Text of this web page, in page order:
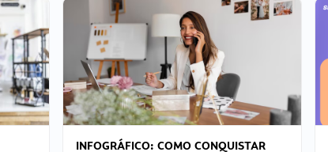
INFOGRÁFICO: COMO CONQUISTAR